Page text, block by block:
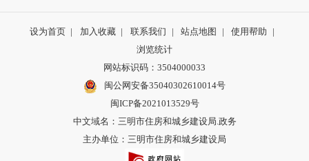
设为首页 | 加入收藏 | 联系我们 | 站点地图 | 使用帮助
|
浏览统计
网站标识码：3504000033
闽公网安备35040302610014号
闽ICP备2021013529号
中文域名：三明市住房和城乡建设局.政务
主办单位：三明市住房和城乡建设局